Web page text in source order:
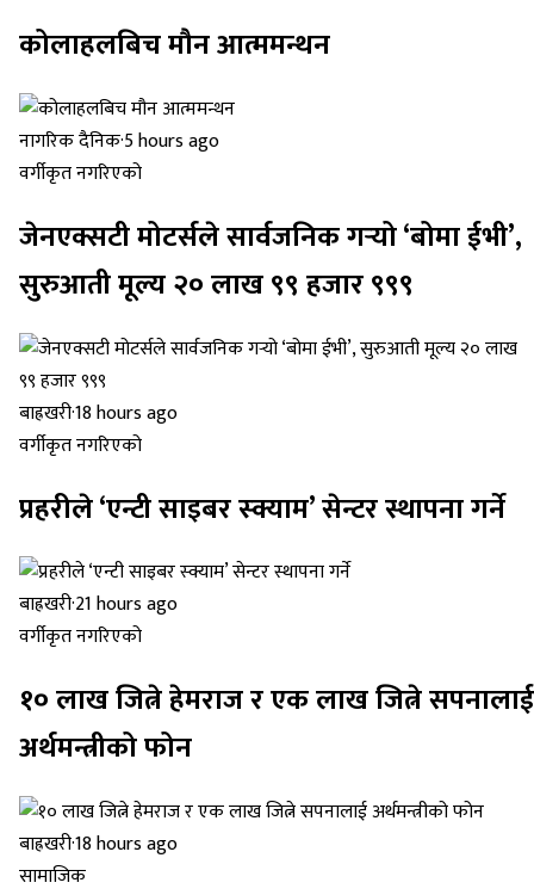
कोलाहलबिच मौन आत्ममन्थन
नागरिक दैनिक·5 hours ago
वर्गीकृत नगरिएको
जेनएक्सटी मोटर्सले सार्वजनिक गर्‍यो ‘बोमा ईभी’,
सुरुआती मूल्य २० लाख ९९ हजार ९९९
बाह्रखरी·18 hours ago
वर्गीकृत नगरिएको
प्रहरीले ‘एन्टी साइबर स्क्याम’ सेन्टर स्थापना गर्ने
बाह्रखरी·21 hours ago
वर्गीकृत नगरिएको
१० लाख जित्ने हेमराज र एक लाख जित्ने सपनालाई
अर्थमन्त्रीको फोन
बाह्रखरी·18 hours ago
सामाजिक